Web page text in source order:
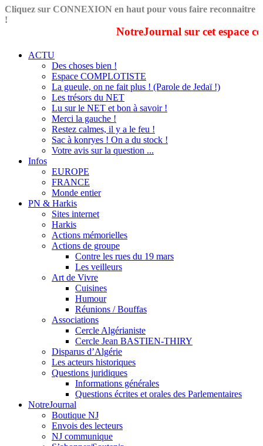
Cliquez sur CONNEXION en haut pour vous faire reconnaitre
!
NotreJournal sur cet espace
ACTU
Des choses bien !
Espace COMPLOTISTE
La gueule, on ne fait plus ! (Parole de Jedaï !)
Les trésors du NET
Lu sur le NET et bon à savoir !
Merci la gauche !
Restez calmes, il y a le feu !
Sac à konryes ! On a du stock !
Votre avis sur la question ...
Infos
EUROPE
FRANCE
Monde entier
PN & Harkis
Sites internet
Harkis
Actions mémorielles
Actions de groupe
Contre les rues du 19 mars
Les veilleurs
Art de Vivre
Cuisines
Humour
Réunions / Bouffas
Associations
Cercle Algérianiste
Cercle Jean BASTIEN-THIRY
Disparus d’Algérie
Les acteurs historiques
Questions juridiques
Informations générales
Questions écrites et orales des Parlementaires
NotreJournal
Boutique NJ
Envois des lecteurs
NJ communique